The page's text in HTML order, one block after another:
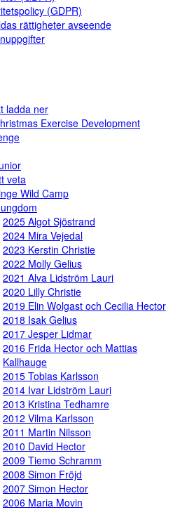
(GDPR)
rättigheter avseende
ladda ner
Exercise Development
veta
Wild Camp
2025 Algot Sjöstrand
2024 Mira Vejedal
2023 Kerstin Christie
2022 Molly Gelius
2021 Alva Lidström Lauri
2020 Lilly Christie
2019 Elin Wolgast och Cecilia Hector
2018 Isak Gelius
2017 Jesper Lidmar
2016 Frida Hector och Mattias
Kallhauge
2015 Tobias Karlsson
2014 Ivar Lidström Lauri
2013 Kristina Tedhamre
2012 Vilma Karlsson
2011 Martin Nilsson
2010 David Hector
2009 Tiemo Schramm
2008 Simon Fröjd
2007 Simon Hector
2006 Maria Movin